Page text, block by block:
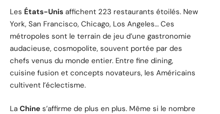
Les États-Unis affichent 223 restaurants étoilés. New
York, San Francisco, Chicago, Los Angeles… Ces
métropoles sont le terrain de jeu d’une gastronomie
audacieuse, cosmopolite, souvent portée par des
chefs venus du monde entier. Entre fine dining,
cuisine fusion et concepts novateurs, les Américains
cultivent l’éclectisme.
La Chine s’affirme de plus en plus. Même si le nombre